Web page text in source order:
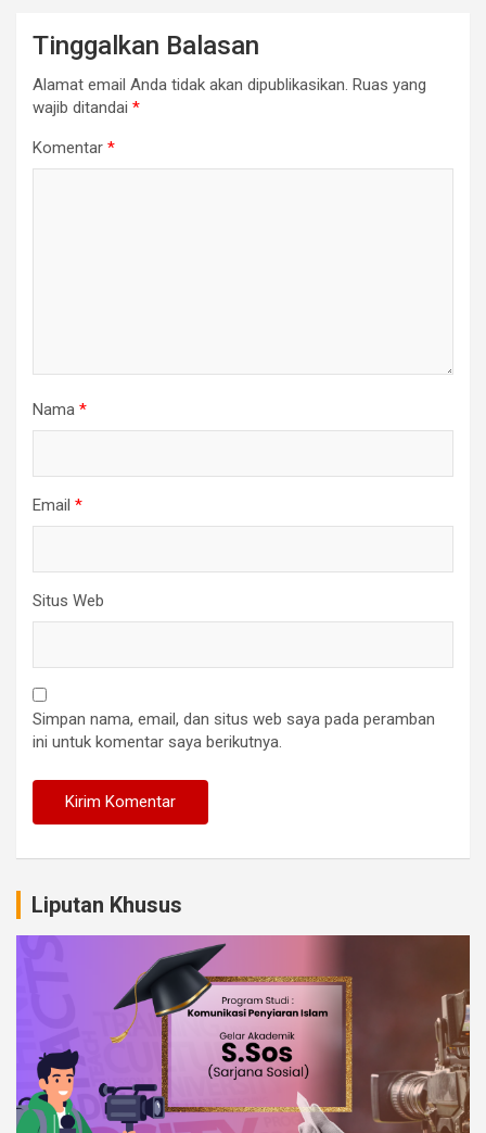
Tinggalkan Balasan
Alamat email Anda tidak akan dipublikasikan. Ruas yang
wajib ditandai *
Komentar *
Nama *
Email *
Situs Web
Simpan nama, email, dan situs web saya pada peramban
ini untuk komentar saya berikutnya.
Liputan Khusus